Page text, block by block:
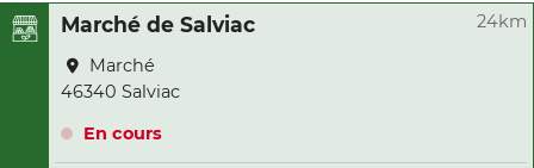
Marché de Salviac 24km
Marché
46340 Salviac
En cours